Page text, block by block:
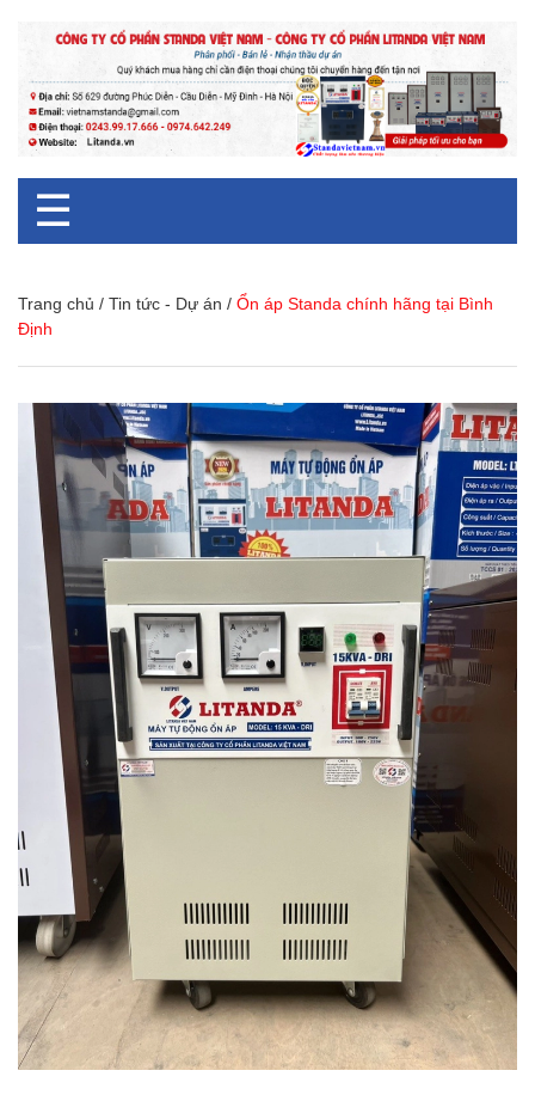
☰
Trang chủ / Tin tức - Dự án / Ổn áp Standa chính hãng tại Bình
Định